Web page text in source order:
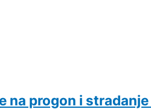
na progon i stradanje